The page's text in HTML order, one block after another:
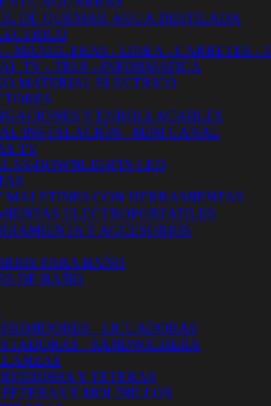
DE QUEMAR-AGUA DESTILADA
- MANGUERAS - LINEA - CARRETES -
TV - TELF - INFORMATICA
MATERIAL ELECTRICO
Y ENROLLACABLES
INSTALACIÓN - MINI CANAL
TV
DOWNLIGHTS LED
MALETINES CON HERRAMIENTAS
ELECTROPORTATILES
Y ACCESORIOS
PARA BAÑO
DE BAÑO
- LICUADORAS
- SANDWICHERA
Y TETERAS
Y MOLINILLOS